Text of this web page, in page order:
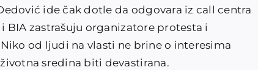
ide čak dotle da odgovara iz call centra
BIA zastrašuju organizatore protesta i
od ljudi na vlasti ne brine o interesima
sredina biti devastirana.